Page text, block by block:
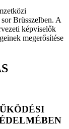
Brüsszelben. A
képviselők
megerősítése